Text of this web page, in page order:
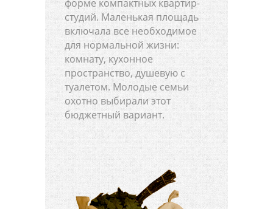
форме компактных квартир-
студий. Маленькая площадь
включала все необходимое
для нормальной жизни:
комнату, кухонное
пространство, душевую с
туалетом. Молодые семьи
охотно выбирали этот
бюджетный вариант.